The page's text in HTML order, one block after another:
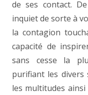
de ses contact.
inquiet de sorte à
la contagion
capacité de
sans cesse la
purifiant les divers
les multitudes